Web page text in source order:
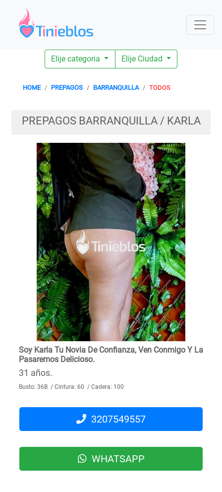
Elije categoria Elije Ciudad
HOME PREPAGOS BARRANQUILLA TODOS
PREPAGOS BARRANQUILLA / KARLA
Soy Karla Tu Novia De Confianza, Ven Conmigo Y La
Pasaremos Delicioso.
31 años.
Busto: 36B / Cintura: 60 / Cadera: 100
3207549557
WHATSAPP